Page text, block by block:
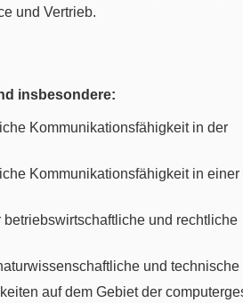
und Vertrieb.
insbesondere:
Kommunikationsfähigkeit in der
Kommunikationsfähigkeit in einer
und rechtliche
und technische
auf dem Gebiet der